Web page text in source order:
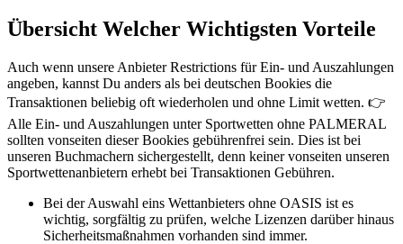
Übersicht Welcher Wichtigsten Vorteile
Auch wenn unsere Anbieter Restrictions für Ein- und Auszahlungen
angeben, kannst Du anders als bei deutschen Bookies die
Transaktionen beliebig oft wiederholen und ohne Limit wetten. 👉
Alle Ein- und Auszahlungen unter Sportwetten ohne PALMERAL
sollten vonseiten dieser Bookies gebührenfrei sein. Dies ist bei
unseren Buchmachern sichergestellt, denn keiner vonseiten unseren
Sportwettenanbietern erhebt bei Transaktionen Gebühren.
Bei der Auswahl eins Wettanbieters ohne OASIS ist es
wichtig, sorgfältig zu prüfen, welche Lizenzen darüber hinaus
Sicherheitsmaßnahmen vorhanden sind immer.